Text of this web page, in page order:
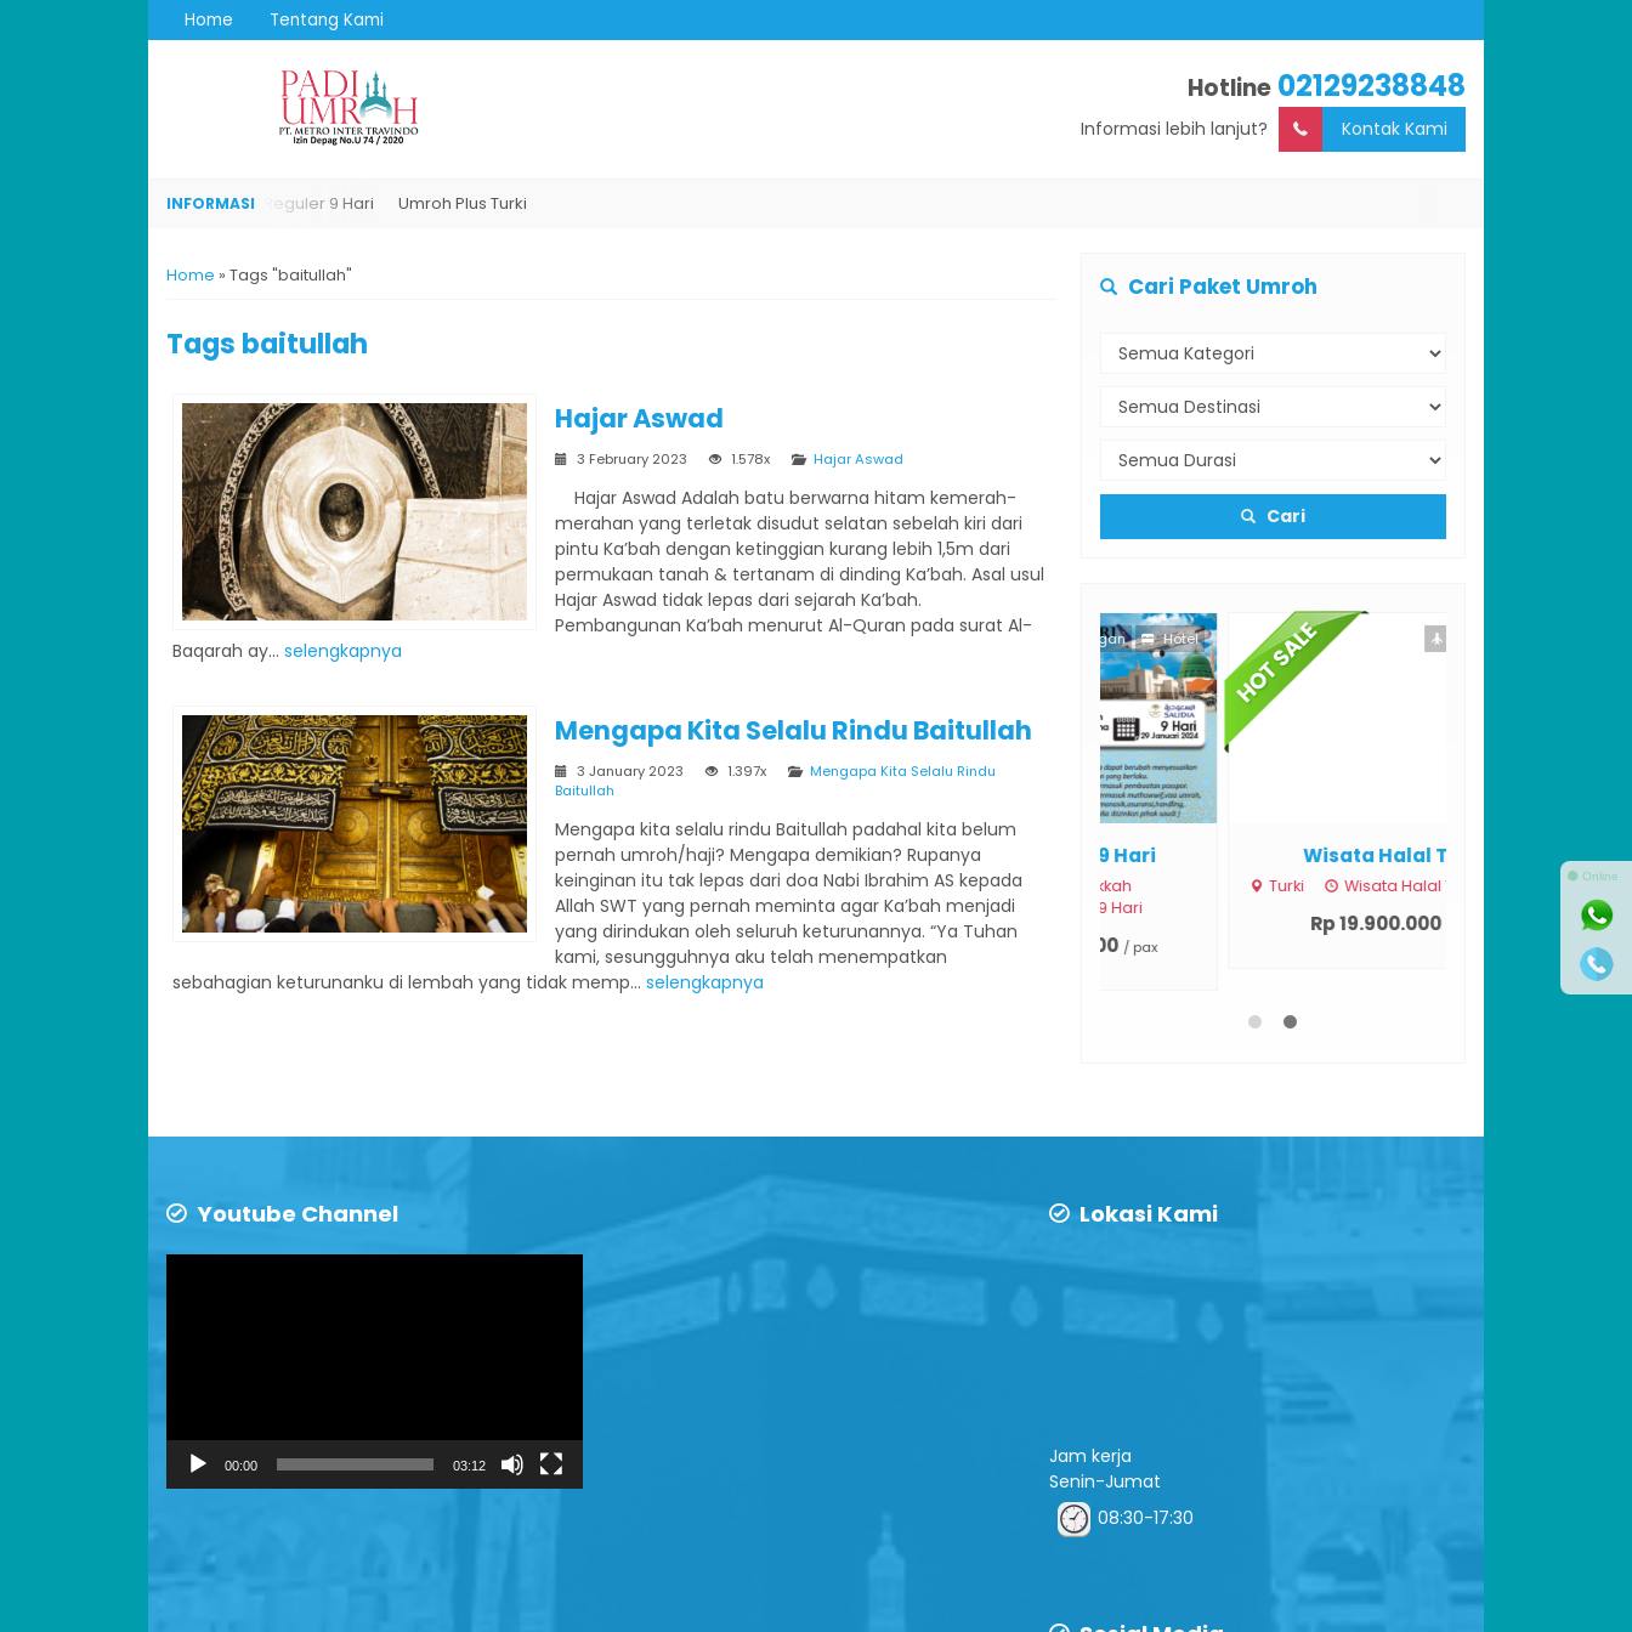
Home Tentang Kami
Hotline 02129238848
Informasi lebih lanjut? Kontak Kami
Umroh Reguler 9 Hari Umroh Plus Turki
Home » Tags "baitullah"
Tags baitullah
Hajar Aswad
3 February 2023 1.578x Hajar Aswad
Hajar Aswad Adalah batu berwarna hitam kemerah-
merahan yang terletak disudut selatan sebelah kiri dari
pintu Ka’bah dengan ketinggian kurang lebih 1,5m dari
permukaan tanah & tertanam di dinding Ka’bah. Asal usul
Hajar Aswad tidak lepas dari sejarah Ka’bah.
Pembangunan Ka’bah menurut Al-Quran pada surat Al-
Baqarah ay... selengkapnya
Mengapa Kita Selalu Rindu Baitullah
3 January 2023 1.397x
Mengapa Kita Selalu Rindu
Baitullah
Mengapa kita selalu rindu Baitullah padahal kita belum
pernah umroh/haji? Mengapa demikian? Rupanya
keinginan itu tak lepas dari doa Nabi Ibrahim AS kepada
Allah SWT yang pernah meminta agar Ka’bah menjadi
yang dirindukan oleh seluruh keturunannya. “Ya Tuhan
kami, sesungguhnya aku telah menempatkan
sebahagian keturunanku di lembah yang tidak memp... selengkapnya
Cari Paket Umroh
Cari
Umroh Reguler 9 Hari
Madinah - Makkah
Umroh Reguler 9 Hari
Rp 31.500.000
Penerbangan
Wisata Halal Turki
Wisata Halal Turki 10 Days
Rp 19.900.000 / pax
Penerbangan
Youtube Channel
00:00 03:12
Lokasi Kami
Jam kerja
Senin-Jumat
08:30-17:30
⚫ Online